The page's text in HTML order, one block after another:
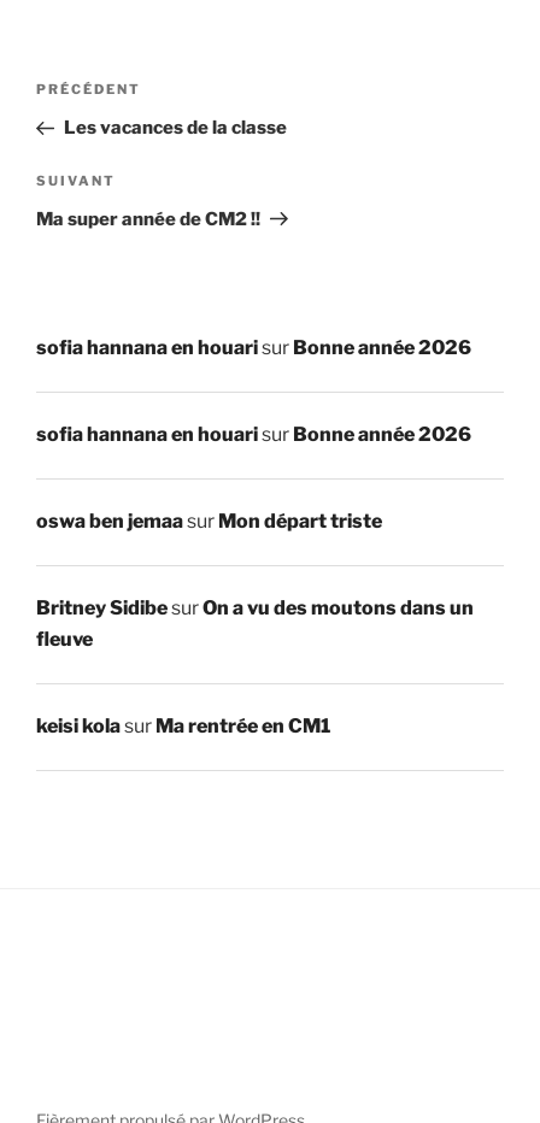
Navigation
l’article
Article
précédent
PRÉCÉDENT
Les vacances de la classe
Article
suivant
SUIVANT
Ma super année de CM2 !!
sofia hannana en houarisur Bonne année 2026
sofia hannana en houarisur Bonne année 2026
oswa ben jemaasur Mon départ triste
Britney SidibesurOn a vu des moutons dans un
fleuve
keisi kolasur Ma rentrée en CM1